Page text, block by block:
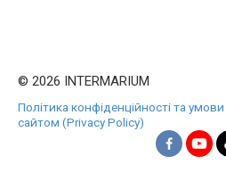
© 2026 INTERMARIUM
Політика конфіденційності та
сайтом (Privacy Policy)